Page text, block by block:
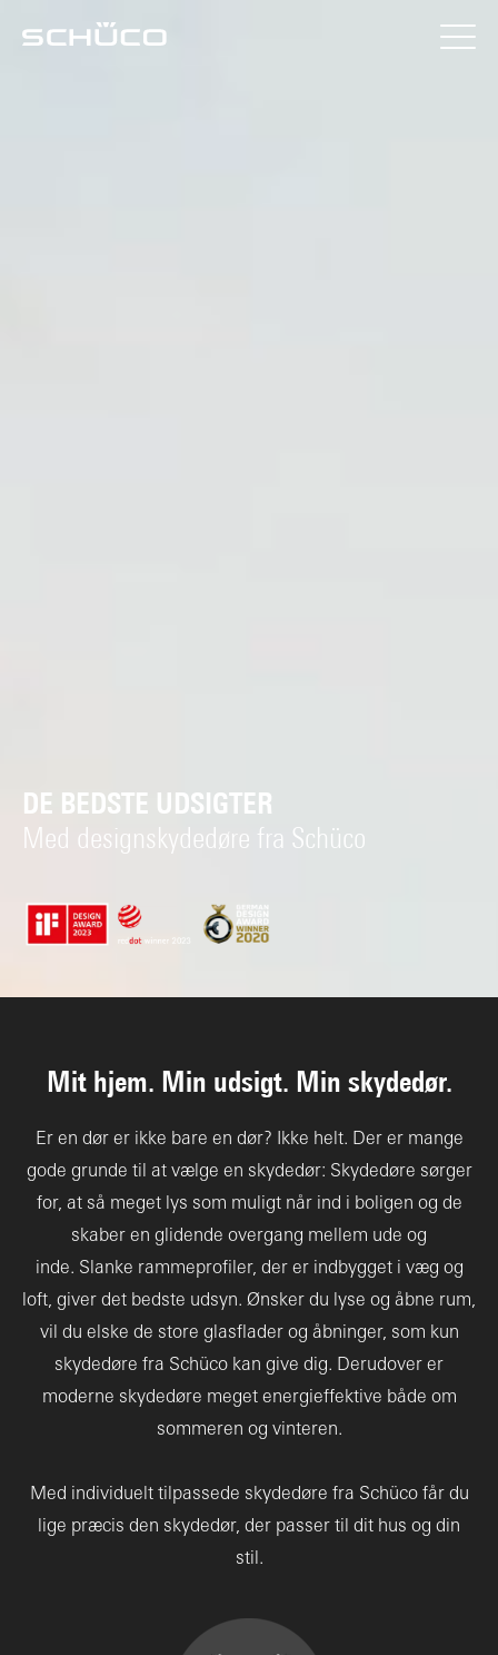
DE BEDSTE UDSIGTER
Med designskydedøre fra Schüco
Mit hjem. Min udsigt. Min skydedør.
Er en dør er ikke bare en dør? Ikke helt. Der er mange
gode grunde til at vælge en skydedør: Skydedøre sørger
for, at så meget lys som muligt når ind i boligen og de
skaber en glidende overgang mellem ude og
inde. Slanke rammeprofiler, der er indbygget i væg og
loft, giver det bedste udsyn. Ønsker du lyse og åbne rum,
vil du elske de store glasflader og åbninger, som kun
skydedøre fra Schüco kan give dig. Derudover er
moderne skydedøre meget energieffektive både om
sommeren og vinteren.
Med individuelt tilpassede skydedøre fra Schüco får du
lige præcis den skydedør, der passer til dit hus og din
stil.